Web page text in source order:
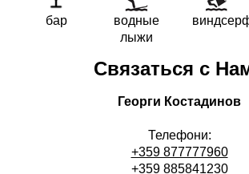
бар
водные
лыжи
Связаться с
Георги Костадинов
Телефони:
+359 877777960
+359 885841230